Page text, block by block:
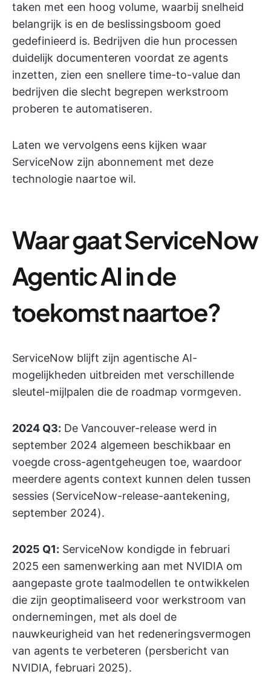
taken met een hoog volume, waarbij snelheid
belangrijk is en de beslissingsboom goed
gedefinieerd is. Bedrijven die hun processen
duidelijk documenteren voordat ze agents
inzetten, zien een snellere time-to-value dan
bedrijven die slecht begrepen werkstroom
proberen te automatiseren.
Laten we vervolgens eens kijken waar
ServiceNow zijn abonnement met deze
technologie naartoe wil.
Waar gaat ServiceNow
Agentic AI in de
toekomst naartoe?
ServiceNow blijft zijn agentische AI-
mogelijkheden uitbreiden met verschillende
sleutel-mijlpalen die de roadmap vormgeven.
2024 Q3: De Vancouver-release werd in
september 2024 algemeen beschikbaar en
voegde cross-agentgeheugen toe, waardoor
meerdere agents context kunnen delen tussen
sessies (ServiceNow-release-aantekening,
september 2024).
2025 Q1: ServiceNow kondigde in februari
2025 een samenwerking aan met NVIDIA om
aangepaste grote taalmodellen te ontwikkelen
die zijn geoptimaliseerd voor werkstroom van
ondernemingen, met als doel de
nauwkeurigheid van het redeneringsvermogen
van agents te verbeteren (persbericht van
NVIDIA, februari 2025).